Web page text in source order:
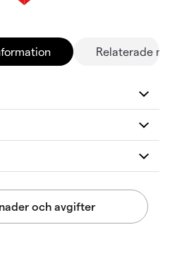
Relaterade